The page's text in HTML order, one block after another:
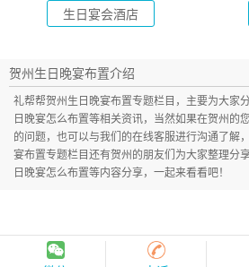
生日宴会酒店
贺州生日晚宴布置介绍
礼帮帮贺州生日晚宴布置专题栏目，主要为大家
日晚宴怎么布置等相关资讯，当然如果在贺州的
的问题，也可以与我们的在线客服进行沟通了解
宴布置专题栏目还有贺州的朋友们为大家整理分
日晚宴怎么布置等内容分享，一起来看看吧！